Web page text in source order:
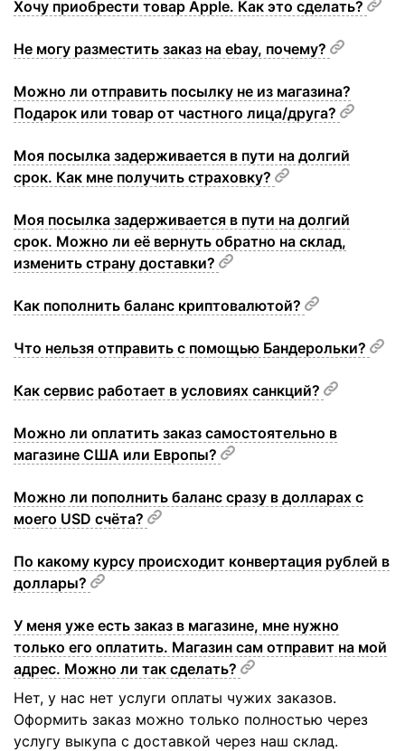
Хочу приобрести товар Apple. Как это сделать?
Не могу разместить заказ на ebay, почему?
Можно ли отправить посылку не из магазина?
Подарок или товар от частного лица/друга?
Моя посылка задерживается в пути на долгий
срок. Как мне получить страховку?
Моя посылка задерживается в пути на долгий
срок. Можно ли её вернуть обратно на склад,
изменить страну доставки?
Как пополнить баланс криптовалютой?
Что нельзя отправить с помощью Бандерольки?
Как сервис работает в условиях санкций?
Можно ли оплатить заказ самостоятельно в
магазине США или Европы?
Можно ли пополнить баланс сразу в долларах с
моего USD счёта?
По какому курсу происходит конвертация рублей в
доллары?
У меня уже есть заказ в магазине, мне нужно
только его оплатить. Магазин сам отправит на мой
адрес. Можно ли так сделать?
Нет, у нас нет услуги оплаты чужих заказов.
Оформить заказ можно только полностью через
услугу выкупа с доставкой через наш склад.